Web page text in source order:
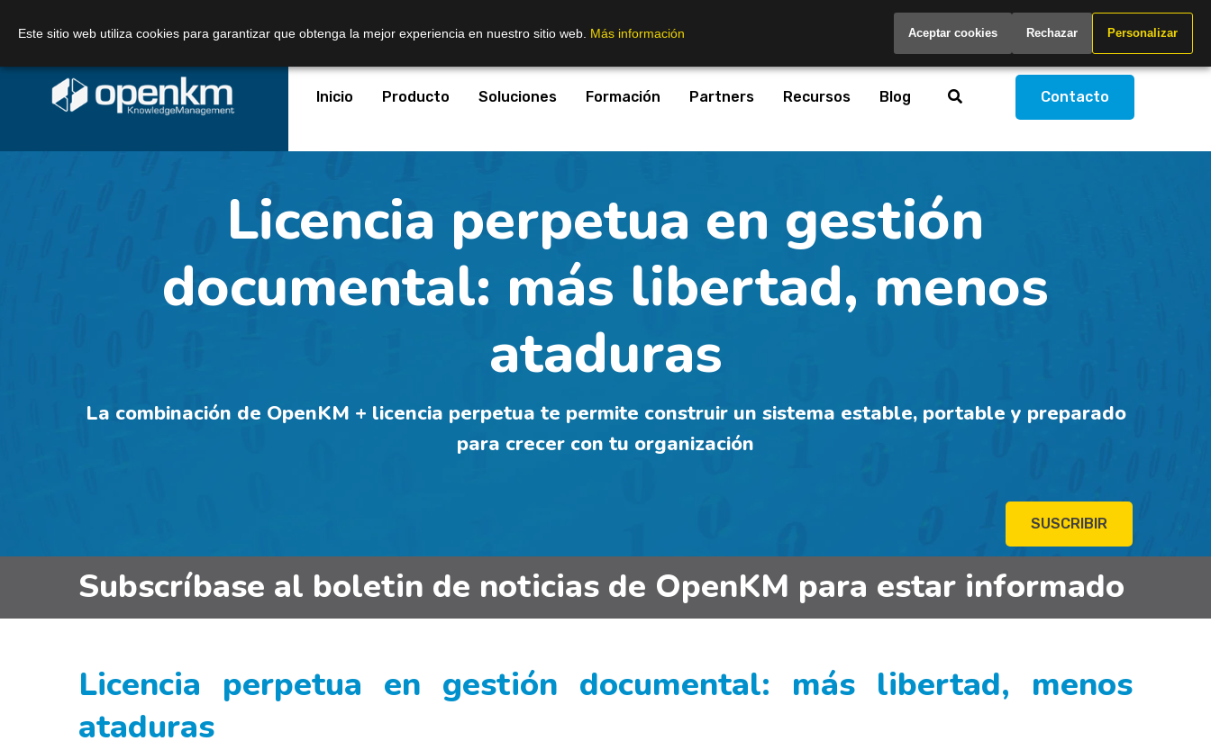
Inicio Producto Soluciones Formación Partners Recursos Blog Contacto
Licencia perpetua en gestión
documental: más libertad, menos
ataduras
La combinación de OpenKM + licencia perpetua te permite construir un sistema estable, portable y preparado
para crecer con tu organización
SUSCRIBIR
Subscríbase al boletin de noticias de OpenKM para estar informado
Licencia perpetua en gestión documental: más libertad, menos
ataduras
Este sitio web utiliza cookies para garantizar que obtenga la mejor experiencia en nuestro sitio web. Más información Aceptar cookies Rechazar Personalizar